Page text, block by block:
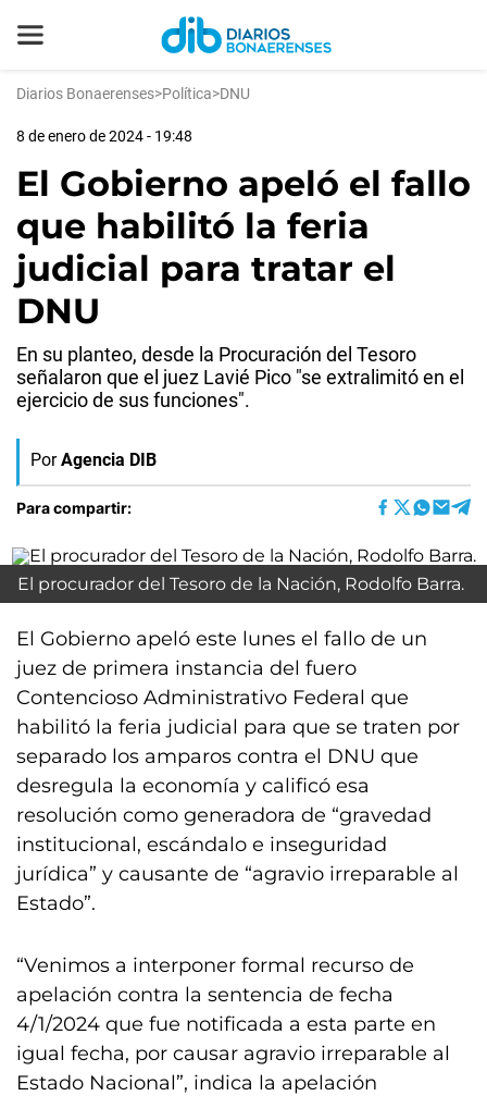
Diarios Bonaerenses>Política>DNU
8 de enero de 2024 - 19:48
El Gobierno apeló el fallo
que habilitó la feria
judicial para tratar el
DNU
En su planteo, desde la Procuración del Tesoro
señalaron que el juez Lavié Pico "se extralimitó en el
ejercicio de sus funciones".
Por Agencia DIB
Para compartir:
El procurador del Tesoro de la Nación, Rodolfo Barra.
El Gobierno apeló este lunes el fallo de un
juez de primera instancia del fuero
Contencioso Administrativo Federal que
habilitó la feria judicial para que se traten por
separado los amparos contra el DNU que
desregula la economía y calificó esa
resolución como generadora de “gravedad
institucional, escándalo e inseguridad
jurídica” y causante de “agravio irreparable al
Estado”.
“Venimos a interponer formal recurso de
apelación contra la sentencia de fecha
4/1/2024 que fue notificada a esta parte en
igual fecha, por causar agravio irreparable al
Estado Nacional”, indica la apelación